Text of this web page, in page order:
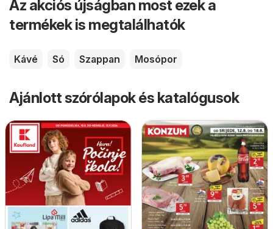
Az akciós újságban most ezek a
termékek is megtalálhatók
Kávé Só Szappan Mosópor
Ajánlott szórólapok és katalógusok